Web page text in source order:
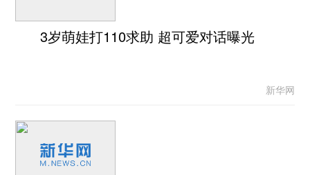
3岁萌娃打110求助 超可爱对话曝光
新华网